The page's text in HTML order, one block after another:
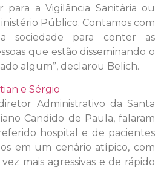
para a Vigilância Sanitária ou
Público. Contamos com
para conter as
que estão disseminando o
algum”, declarou Belich.
Administrativo da Santa
Candido de Paula, falaram
hospital e de pacientes
em um cenário atípico, com
mais agressivas e de rápido